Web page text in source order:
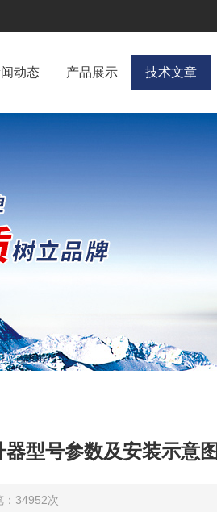
动态 产品展示 技术文章
型号参数及安装示意图
：34952次